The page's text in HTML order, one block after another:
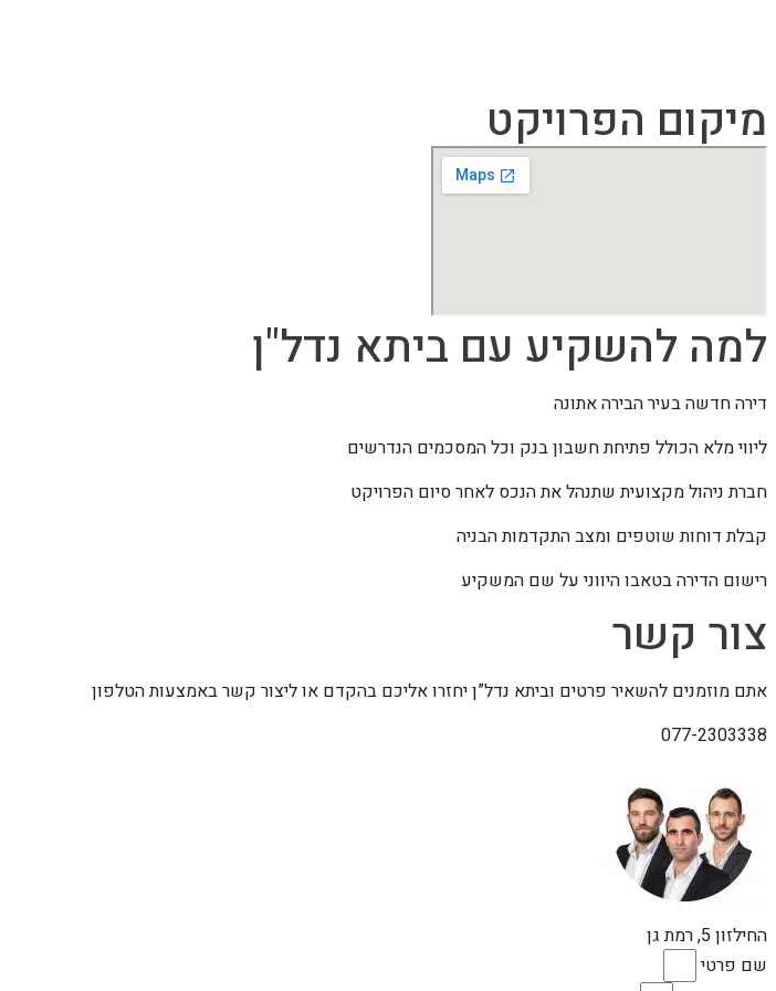
מיקום הפרויקט
למה להשקיע עם ביתא נדל"ן
דירה חדשה בעיר הבירה אתונה
ליווי מלא הכולל פתיחת חשבון בנק וכל המסכמים הנדרשים
חברת ניהול מקצועית שתנהל את הנכס לאחר סיום הפרויקט
קבלת דוחות שוטפים ומצב התקדמות הבניה
רישום הדירה בטאבו היווני על שם המשקיע
צור קשר
אתם מוזמנים להשאיר פרטים וביתא נדל”ן יחזרו אליכם בהקדם או ליצור קשר באמצעות הטלפון
077-2303338
החילזון 5, רמת גן
שם פרטי